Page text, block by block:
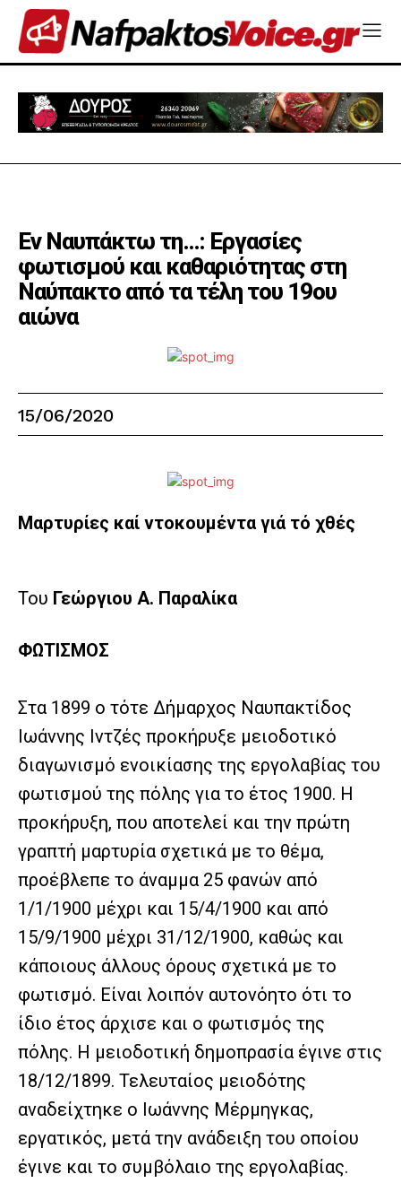
Εν Ναυπάκτω τη…: Εργασίες
φωτισμού και καθαριότητας στη
Ναύπακτο από τα τέλη του 19ου
αιώνα
15/06/2020
Μαρτυρίες καί ντοκουμέντα γιά τό χθές
Του Γεώργιου Α. Παραλίκα
ΦΩΤΙΣΜΟΣ
Στα 1899 ο τότε Δήμαρχος Ναυπακτίδος
Ιωάννης Ιντζές προκήρυξε μειοδοτικό
διαγωνισμό ενοικίασης της εργολαβίας του
φωτισμού της πόλης για το έτος 1900. Η
προκήρυξη, που αποτελεί και την πρώτη
γραπτή μαρτυρία σχετικά με το θέμα,
προέβλεπε το άναμμα 25 φανών από
1/1/1900 μέχρι και 15/4/1900 και από
15/9/1900 μέχρι 31/12/1900, καθώς και
κάποιους άλλους όρους σχετικά με το
φωτισμό. Είναι λοιπόν αυτονόητο ότι το
ίδιο έτος άρχισε και ο φωτισμός της
πόλης. Η μειοδοτική δημοπρασία έγινε στις
18/12/1899. Τελευταίος μειοδότης
αναδείχτηκε ο Ιωάννης Μέρμηγκας,
εργατικός, μετά την ανάδειξη του οποίου
έγινε και το συμβόλαιο της εργολαβίας.